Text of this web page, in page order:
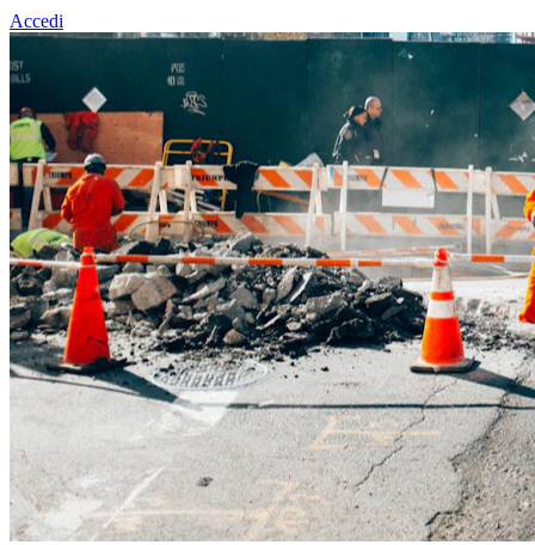
Accedi